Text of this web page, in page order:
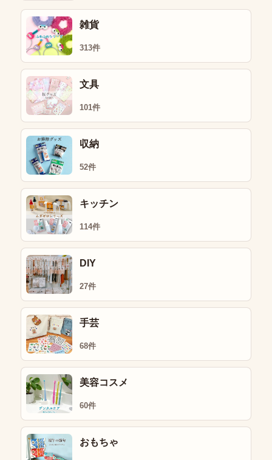
雑貨
313件
文具
101件
収納
52件
キッチン
114件
DIY
27件
手芸
68件
美容コスメ
60件
おもちゃ